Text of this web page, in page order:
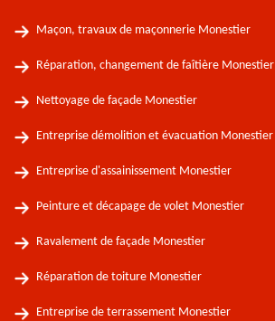
Maçon, travaux de maçonnerie Monestier
Réparation, changement de faîtière Monestier
Nettoyage de façade Monestier
Entreprise démolition et évacuation Monestier
Entreprise d'assainissement Monestier
Peinture et décapage de volet Monestier
Ravalement de façade Monestier
Réparation de toiture Monestier
Entreprise de terrassement Monestier